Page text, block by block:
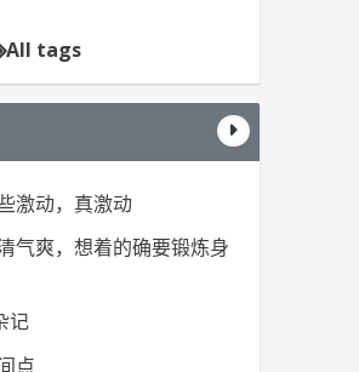
All tags
激动，真激动
气爽，想着的确要锻炼身
记
点